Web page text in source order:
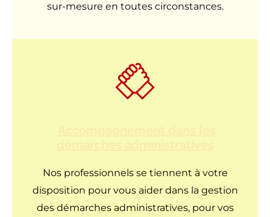
sur-mesure en toutes circonstances.
Nos professionnels se tiennent à votre
disposition pour vous aider dans la gestion
des démarches administratives, pour vos